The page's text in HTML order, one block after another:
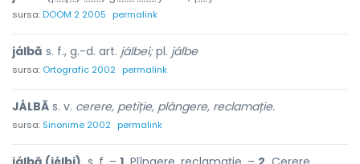
sursa:DOOM 2 2005 permalink
jálbă s. f., g.-d. art. jálbei;pl. jálbe
sursa: Ortografic 2002 permalink
JÁLBĂ s. v. cerere, petiție, plângere, reclamație.
sursa: Sinonime 2002 permalink